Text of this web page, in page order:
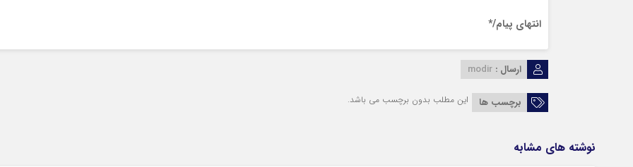
انتهای پیام/*
ارسال : modir
برچسب ها این مطلب بدون برچسب می باشد.
نوشته های مشابه